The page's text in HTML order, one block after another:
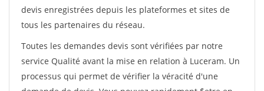
devis enregistrées depuis les plateformes et sites de
tous les partenaires du réseau.
Toutes les demandes devis sont vérifiées par notre
service Qualité avant la mise en relation à Luceram. Un
processus qui permet de vérifier la véracité d'une